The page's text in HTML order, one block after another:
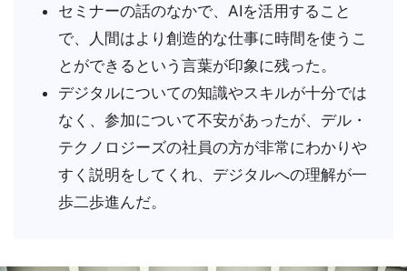
セミナーの話のなかで、AIを活用すること
で、人間はより創造的な仕事に時間を使うこ
とができるという言葉が印象に残った。
デジタルについての知識やスキルが十分では
なく、参加について不安があったが、デル・
テクノロジーズの社員の方が非常にわかりや
すく説明をしてくれ、デジタルへの理解が一
歩二歩進んだ。